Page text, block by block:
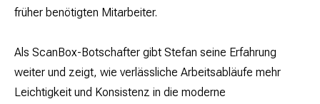
früher benötigten Mitarbeiter.
Als ScanBox-Botschafter gibt Stefan seine Erfahrung
weiter und zeigt, wie verlässliche Arbeitsabläufe mehr
Leichtigkeit und Konsistenz in die moderne